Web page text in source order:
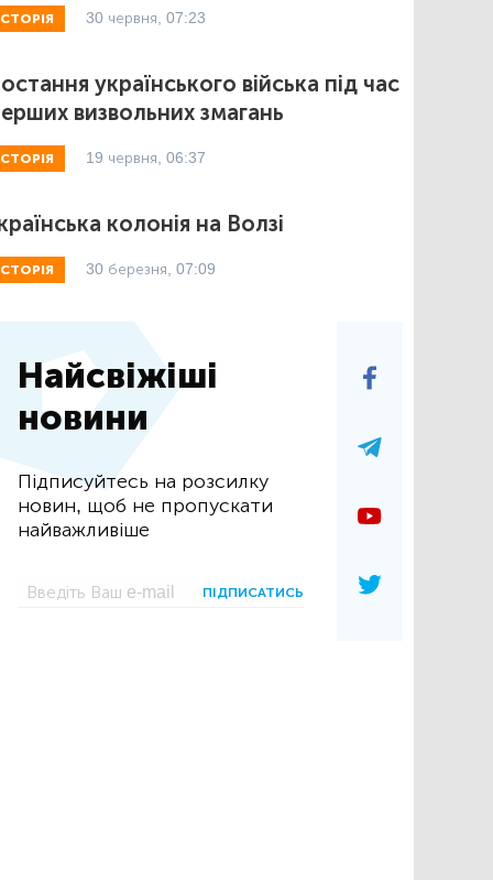
30 червня, 07:23
українського війська під час
визвольних змагань
19 червня, 06:37
колонія на Волзі
30 березня, 07:09
Найсвіжіші
новини
Підписуйтесь на розсилку
новин, щоб не пропускати
найважливіше
ПІДПИСАТИСЬ